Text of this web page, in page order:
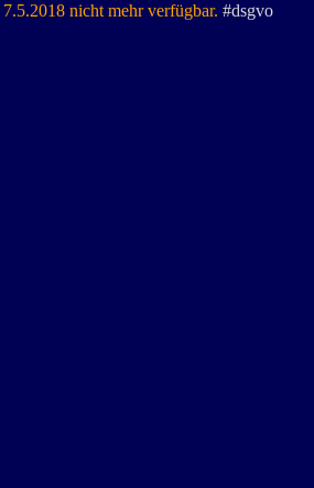
nicht mehr verfügbar. #dsgvo